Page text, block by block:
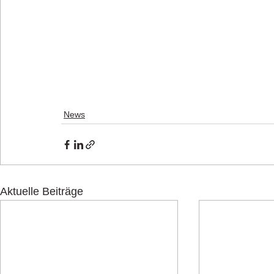
News
Aktuelle Beiträge